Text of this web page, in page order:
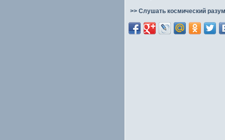
>> Слушать космический